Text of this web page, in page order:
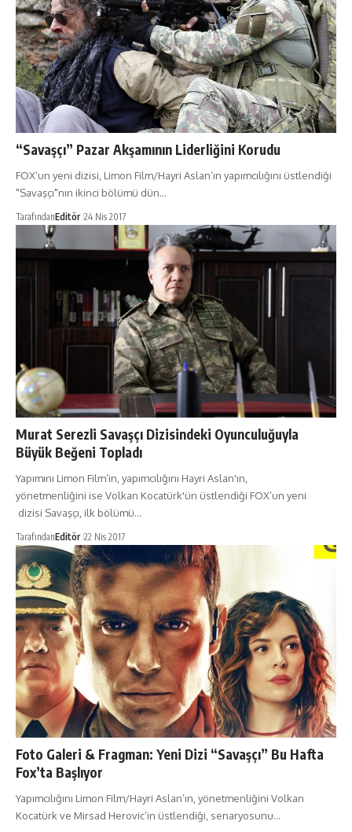
“Savaşçı” Pazar Akşamının Liderliğini Korudu
FOX’un yeni dizisi, Limon Film/Hayri Aslan’ın yapımcılığını üstlendiği
"Savaşçı"nın ikinci bölümü dün…
TarafındanEditör 24 Nis 2017
Murat Serezli Savaşçı Dizisindeki Oyunculuğuyla
Büyük Beğeni Topladı
Yapımını Limon Film​’in, yapımcılığını Hayri Aslan'ın,
yönetmenliğini ise Volkan Kocatürk'ün üstlendiği FOX’un yeni
dizisi Savaşçı, ilk bölümü…
TarafındanEditör 22 Nis 2017
Foto Galeri & Fragman: Yeni Dizi “Savaşçı” Bu Hafta
Fox’ta Başlıyor
Yapımcılığını Limon Film/Hayri Aslan’ın, yönetmenliğini Volkan
Kocatürk ve Mirsad Herovic’in üstlendiği, senaryosunu…